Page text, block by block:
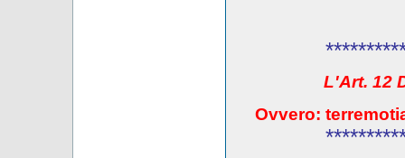
L'Art. 12
Ovvero: